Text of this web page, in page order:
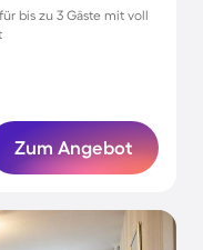
bis zu 3 Gäste mit voll
Zum Angebot